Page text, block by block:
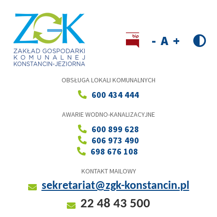
OBSŁUGA LOKALI KOMUNALNYCH
600 434 444
AWARIE WODNO-KANALIZACYJNE
600 899 628
606 973 490
698 676 108
KONTAKT MAILOWY
sekretariat@zgk-konstancin.pl
22 48 43 500
size